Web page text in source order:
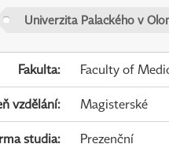
Univerzita Palackého v
Fakulta: Faculty of
vzdělání: Magisterské
studia: Prezenční